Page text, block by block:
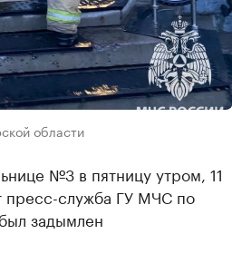
области
№3 в пятницу утром, 11
пресс-служба ГУ МЧС по
задымлен